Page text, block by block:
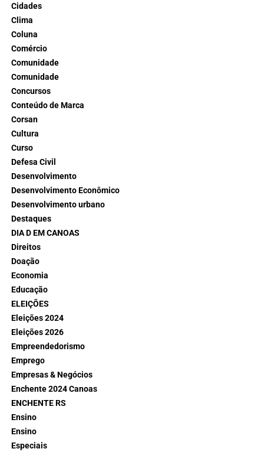
Cidades
Clima
Coluna
Comércio
Comunidade
Comunidade
Concursos
Conteúdo de Marca
Corsan
Cultura
Curso
Defesa Civil
Desenvolvimento
Desenvolvimento Econômico
Desenvolvimento urbano
Destaques
DIA D EM CANOAS
Direitos
Doação
Economia
Educação
ELEIÇÕES
Eleições 2024
Eleições 2026
Empreendedorismo
Emprego
Empresas & Negócios
Enchente 2024 Canoas
ENCHENTE RS
Ensino
Ensino
Especiais